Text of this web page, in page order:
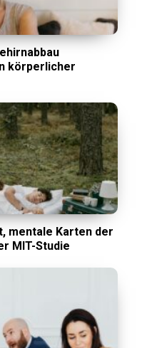
körperlicher
mentale Karten der
MIT-Studie